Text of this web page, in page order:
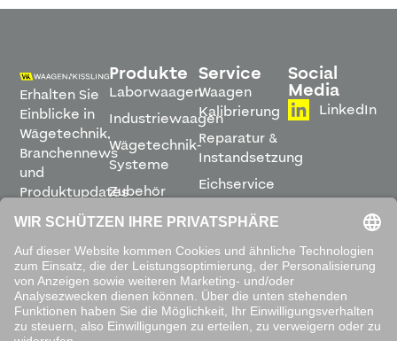
Erhalten Sie
Einblicke in
Wägetechnik,
Branchennews
und
Produktupdates
direkt in
Ihren
Posteingang.
ABONNIEREN
Produkte
Laborwaagen
Industriewaagen
Wägetechnik-
Systeme
Zubehör
Software
Service
Waagen
Kalibrierung
Reparatur &
Instandsetzung
Eichservice
Montage &
Inbetriebnahme
Leihwaagen
&
Mietservice
Social
Media
LinkedIn